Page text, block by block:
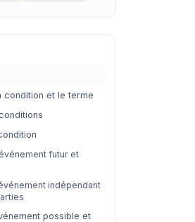
condition et le terme
événement futur et
événement indépendant
possible et